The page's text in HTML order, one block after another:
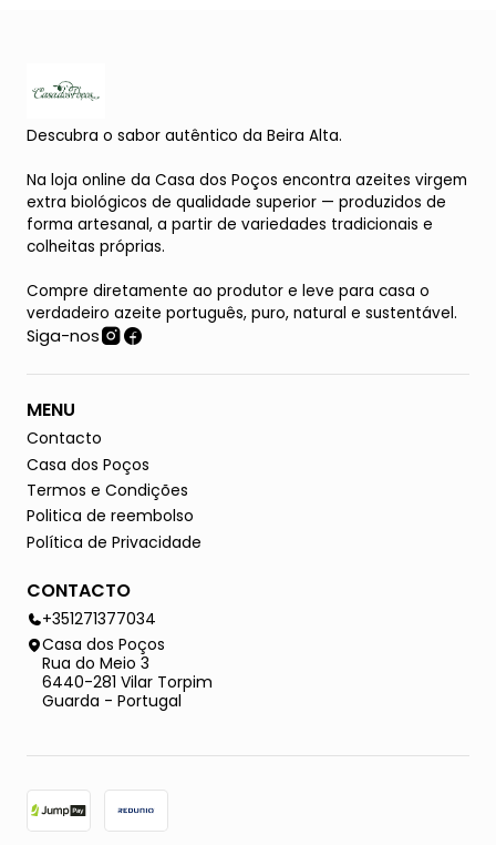
Descubra o sabor autêntico da Beira Alta.
Na loja online da Casa dos Poços encontra azeites virgem
extra biológicos de qualidade superior — produzidos de
forma artesanal, a partir de variedades tradicionais e
colheitas próprias.
Compre diretamente ao produtor e leve para casa o
verdadeiro azeite português, puro, natural e sustentável.
Siga-nos
MENU
Contacto
Casa dos Poços
Termos e Condições
Politica de reembolso
Política de Privacidade
CONTACTO
+351271377034
Casa dos Poços
Rua do Meio 3
6440-281 Vilar Torpim
Guarda - Portugal